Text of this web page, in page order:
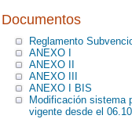
Documentos
Reglamento
ANEXO I
ANEXO II
ANEXO III
ANEXO I BIS
Modificación sistema
vigente desde el